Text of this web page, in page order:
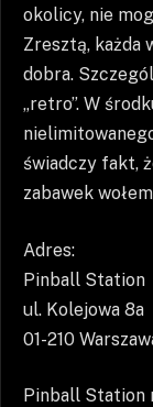
okolicy, nie
Zresztą, każda
dobra.
„retro”. W
świadczy fakt,
zabawek
Adres:
Pinball Station
ul. Kolejowa 8a
01-210
Pinball Station